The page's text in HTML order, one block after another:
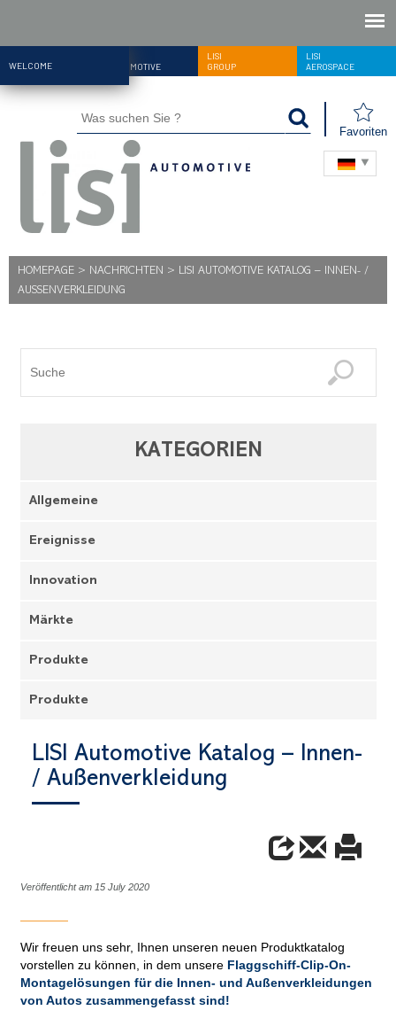
WELCOME
AUTOMOTIVE
LISI
GROUP
LISI
AEROSPACE
Favoriten
HOMEPAGE > NACHRICHTEN > LISI AUTOMOTIVE KATALOG – INNEN- /
AUSSENVERKLEIDUNG
KATEGORIEN
Allgemeine
Ereignisse
Innovation
Märkte
Produkte
Produkte
LISI Automotive Katalog – Innen-
/ Außenverkleidung
Veröffentlicht am 15 July 2020
Wir freuen uns sehr, Ihnen unseren neuen Produktkatalog
vorstellen zu können, in dem unsere Flaggschiff-Clip-On-
Montagelösungen für die Innen- und Außenverkleidungen
von Autos zusammengefasst sind!